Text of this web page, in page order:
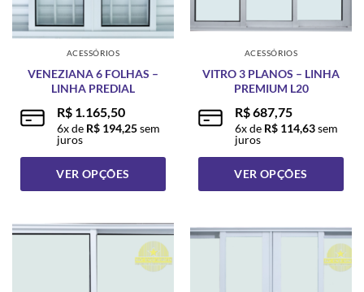
escolhidas
na
página
do
produto
na
do
produto
ACESSÓRIOS
VENEZIANA 6 FOLHAS –
LINHA PREDIAL
R$ 1.165,50
6x de R$ 194,25sem
juros
VER OPÇÕES
tem
variantes.
ACESSÓRIOS
VITRO 3 PLANOS – LINHA
PREMIUM L20
R$687,75
6x de R$ 114,63sem
juros
VER OPÇÕES
tem